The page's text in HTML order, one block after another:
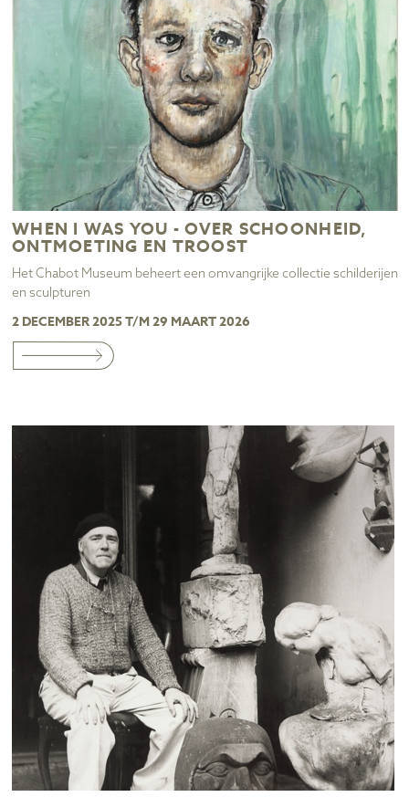
WHEN I WAS YOU - OVER SCHOONHEID,
ONTMOETING EN TROOST
Het Chabot Museum beheert een omvangrijke collectie schilderijen
en sculpturen
2 DECEMBER 2025 T/M 29 MAART 2026